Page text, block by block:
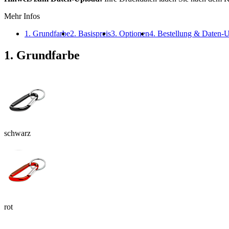
Mehr Infos
1. Grundfarbe2. Basispreis3. Optionen4. Bestellung & Daten-
1. Grundfarbe
schwarz
rot